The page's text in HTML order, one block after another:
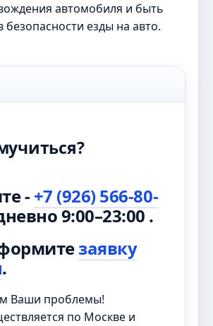
автомобиля и быть
езды на авто.
- +7 (926) 566-80-
9:00–23:00 .
заявку
.
Ваши проблемы!
по Москве и